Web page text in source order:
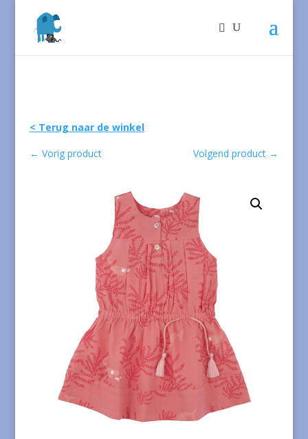
< Terug naar de winkel
← Vorig product Volgend product →